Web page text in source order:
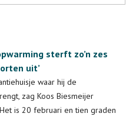
sterft zo’n zes
uit’
waar hij de
zag Koos Biesmeijer
is 20 februari en tien graden